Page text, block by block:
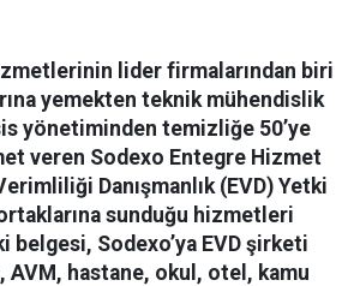
lider firmalarından biri
yemekten teknik mühendislik
yönetiminden temizliğe 50’ye
veren Sodexo Entegre Hizmet
Danışmanlık (EVD) Yetki
sunduğu hizmetleri
belgesi, Sodexo’ya EVD şirketi
AVM, hastane, okul, otel, kamu